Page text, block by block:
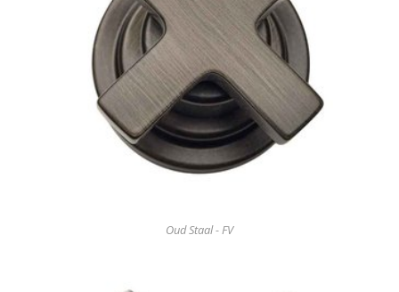
Oud Staal - FV